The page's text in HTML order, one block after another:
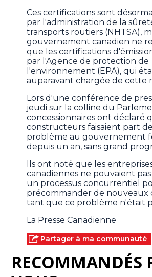
Ces certifications sont
par l'administration de la
transports routiers (NHTSA),
gouvernement canadien ne
que les certifications
par l'Agence de protection de
l'environnement (EPA), qui
auparavant chargée de cette
Lors d'une conférence de
jeudi sur la colline du
concessionnaires ont déclaré
constructeurs faisaient part
problème au gouvernement
depuis un an, sans grand
Ils ont noté que les
canadiennes ne pouvaient
un processus concurrentiel
précommander de nouveaux
tant que ce problème n'était
La Presse Canadienne
Partager à ma communauté
RECOMMANDÉS